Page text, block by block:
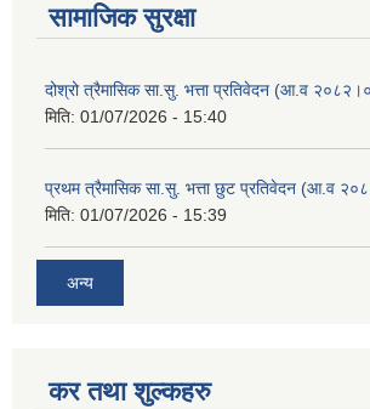
सामाजिक सुरक्षा
दोश्रो त्रैमासिक सा.सु. भत्ता प्रतिवेदन (आ.व
मिति: 01/07/2026 - 15:40
प्रथम त्रैमासिक सा.सु. भत्ता छुट प्रतिवेदन (आ.व
मिति: 01/07/2026 - 15:39
अन्य
कर तथा शुल्कहरु